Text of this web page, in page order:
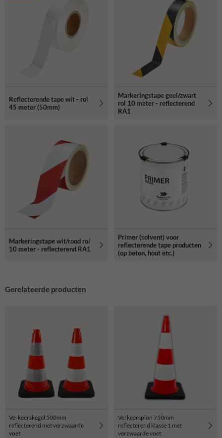
Reflecterende tape wit - rol
45 meter (50mm)
Markeringstape geel/zwart
rol 10 meter - reflecterend
RA1
Markeringstape wit/rood rol
10 meter - reflecterend RA1
Primer (solvent) voor
reflecterende tape producten
(op beton, hout etc.)
Gerelateerde producten
Verkeerskegel 500mm
reflecterend met verzwaarde
voet
Verkeerspion 750mm
reflecterend klasse 1 met
verzwaarde voet